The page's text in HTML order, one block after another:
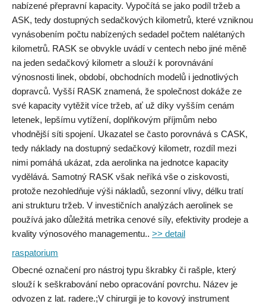
nabízené přepravní kapacity. Vypočítá se jako podíl tržeb a
ASK, tedy dostupných sedačkových kilometrů, které vzniknou
vynásobením počtu nabízených sedadel počtem nalétaných
kilometrů. RASK se obvykle uvádí v centech nebo jiné měně
na jeden sedačkový kilometr a slouží k porovnávání
výnosnosti linek, období, obchodních modelů i jednotlivých
dopravců. Vyšší RASK znamená, že společnost dokáže ze
své kapacity vytěžit více tržeb, ať už díky vyšším cenám
letenek, lepšímu vytížení, doplňkovým příjmům nebo
vhodnější síti spojení. Ukazatel se často porovnává s CASK,
tedy náklady na dostupný sedačkový kilometr, rozdíl mezi
nimi pomáhá ukázat, zda aerolinka na jednotce kapacity
vydělává. Samotný RASK však neříká vše o ziskovosti,
protože nezohledňuje výši nákladů, sezonní vlivy, délku tratí
ani strukturu tržeb. V investičních analýzách aerolinek se
používá jako důležitá metrika cenové síly, efektivity prodeje a
kvality výnosového managementu.. >> detail
raspatorium
Obecné označení pro nástroj typu škrabky či rašple, který
slouží k seškrabování nebo opracování povrchu. Název je
odvozen z lat. radere.;V chirurgii je to kovový instrument